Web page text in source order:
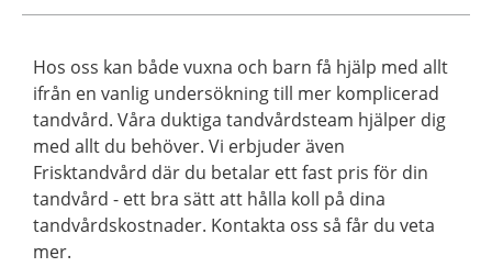
Hos oss kan både vuxna och barn få hjälp med allt
ifrån en vanlig undersökning till mer komplicerad
tandvård. Våra duktiga tandvårdsteam hjälper dig
med allt du behöver. Vi erbjuder även
Frisktandvård där du betalar ett fast pris för din
tandvård - ett bra sätt att hålla koll på dina
tandvårdskostnader. Kontakta oss så får du veta
mer.